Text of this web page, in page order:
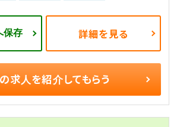
保存 詳細を見る
求人を紹介してもらう